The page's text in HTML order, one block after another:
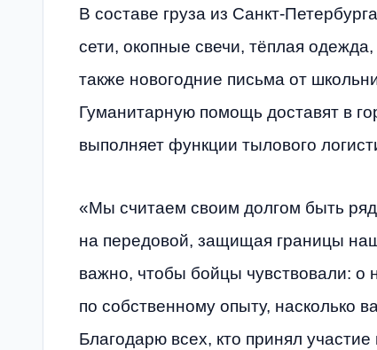
В составе груза из Санкт-
сети, окопные свечи, тёплая
также новогодние письма от
Гуманитарную помощь доставят в
выполняет функции тылового
«Мы считаем своим долгом быть
на передовой, защищая границы
важно, чтобы бойцы чувствовали: о
по собственному опыту, насколько
Благодарю всех, кто принял